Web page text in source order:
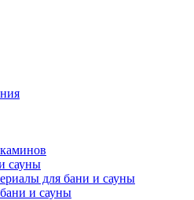
сауны
для бани и сауны
и сауны